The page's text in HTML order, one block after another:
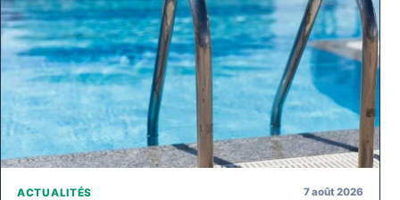
ACTUALITÉS 7 août 2026